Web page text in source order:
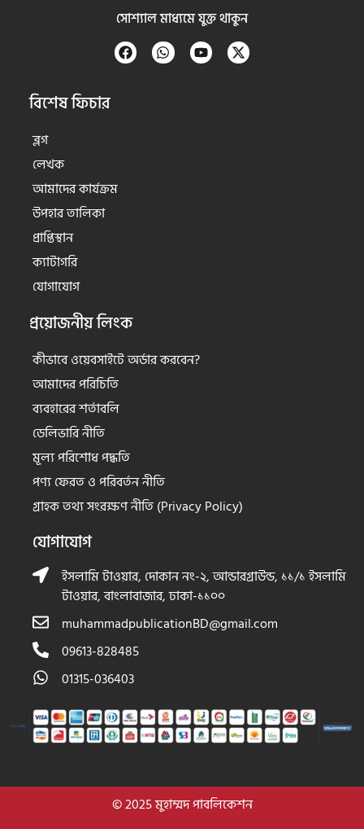
সোশ্যাল মাধ্যমে যুক্ত থাকুন
বিশেষ ফিচার
ব্লগ
লেখক
আমাদের কার্যক্রম
উপহার তালিকা
প্রাপ্তিস্থান
ক্যাটাগরি
যোগাযোগ
প্রয়োজনীয় লিংক
কীভাবে ওয়েবসাইটে অর্ডার করবেন?
আমাদের পরিচিতি
ব্যবহারের শর্তাবলি
ডেলিভারি নীতি
মূল্য পরিশোধ পদ্ধতি
পণ্য ফেরত ও পরিবর্তন নীতি
গ্রাহক তথ্য সংরক্ষণ নীতি (Privacy Policy)
যোগাযোগ
ইসলামি টাওয়ার, দোকান নং-২, আন্ডারগ্রাউন্ড, ১১/১ ইসলামি
টাওয়ার, বাংলাবাজার, ঢাকা-১১০০
muhammadpublicationBD@gmail.com
09613-828485
01315-036403
© 2025 মুহাম্মদ পাবলিকেশন